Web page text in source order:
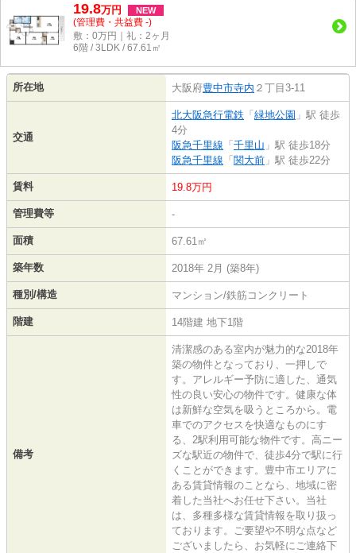
19.8万円 NEW
(管理費・共益費 -)
敷：0万円｜礼：2ヶ月
6階 / 3LDK / 67.61㎡
所在地 大阪府豊中市寺内 ２丁目3-11
交通
北大阪急行電鉄 「 緑地公園 」駅 徒歩
4分
阪急千里線 「 千里山 」駅 徒歩18分
阪急千里線 「 関大前 」駅 徒歩22分
賃料 19.8万円
管理費等 -
面積 67.61㎡
築年数 2018年 2月 (築8年)
種別/構造 マンション/鉄筋コンクリート
階建 14階建 地下1階
備考
清潔感のある室内が魅力的な2018年
築の物件となっており、一押しで
す。アレルギー予防に適した、通気
性の良い安心の物件です。健康な体
は新鮮な空気を吸うところから。電
車でのアクセスを快適なものにす
る、2駅利用可能な物件です。高ニー
ズな駅近の物件で、徒歩4分で駅に行
くことができます。豊中市エリアに
ある賃貸情報のことなら、地域に密
着した当社へお任せ下さい。当社
は、多種多様な賃貸情報を取り扱っ
ております。ご要望や不明な点など
ございましたら、お気軽にご連絡下